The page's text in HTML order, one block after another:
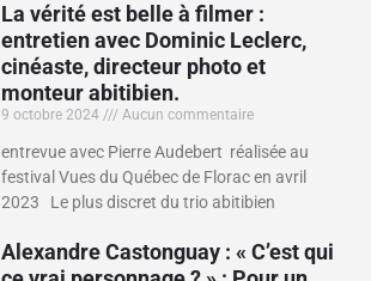
La vérité est belle à filmer :
entretien avec Dominic Leclerc,
cinéaste, directeur photo et
monteur abitibien.
9 octobre 2024 Aucun commentaire
entrevue avec Pierre Audebert réalisée au
festival Vues du Québec de Florac en avril
2023 Le plus discret du trio abitibien
Alexandre Castonguay : « C’est qui